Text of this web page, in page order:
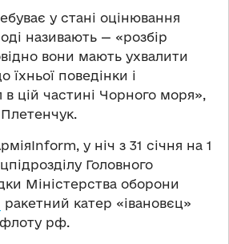
у стані оцінювання
називають — «розбір
вони мають ухвалити
їхньої поведінки і
в цій частині Чорного моря»,
у ніч з 31 січня на 1
Головного
Міністерства оборони
ракетний катер «івановєц»
рф.